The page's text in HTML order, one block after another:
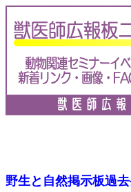
野生と自然掲示板過